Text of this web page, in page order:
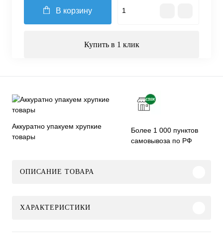
В корзину
Купить в 1 клик
Аккуратно упакуем хрупкие
товары
Более 1 000 пунктов
самовывоза по РФ
ОПИСАНИЕ ТОВАРА
ХАРАКТЕРИСТИКИ